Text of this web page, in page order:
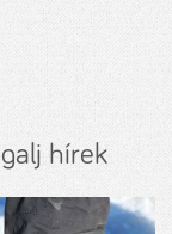
hírek